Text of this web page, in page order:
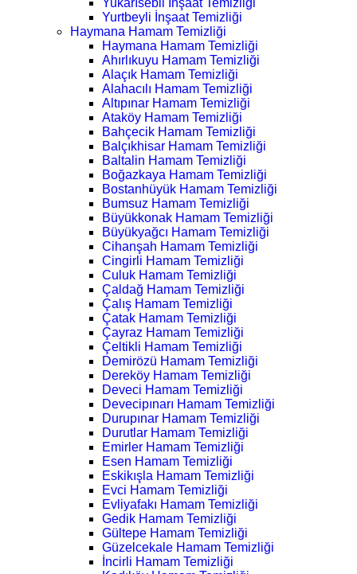
Yukarısebil İnşaat Temizliği
Yurtbeyli İnşaat Temizliği
Haymana Hamam Temizliği
Haymana Hamam Temizliği
Ahırlıkuyu Hamam Temizliği
Alaçık Hamam Temizliği
Alahacılı Hamam Temizliği
Altıpınar Hamam Temizliği
Ataköy Hamam Temizliği
Bahçecik Hamam Temizliği
Balçıkhisar Hamam Temizliği
Baltalin Hamam Temizliği
Boğazkaya Hamam Temizliği
Bostanhüyük Hamam Temizliği
Bumsuz Hamam Temizliği
Büyükkonak Hamam Temizliği
Büyükyağcı Hamam Temizliği
Cihanşah Hamam Temizliği
Cingirli Hamam Temizliği
Culuk Hamam Temizliği
Çaldağ Hamam Temizliği
Çalış Hamam Temizliği
Çatak Hamam Temizliği
Çayraz Hamam Temizliği
Çeltikli Hamam Temizliği
Demirözü Hamam Temizliği
Dereköy Hamam Temizliği
Deveci Hamam Temizliği
Devecipınarı Hamam Temizliği
Durupınar Hamam Temizliği
Durutlar Hamam Temizliği
Emirler Hamam Temizliği
Esen Hamam Temizliği
Eskikışla Hamam Temizliği
Evci Hamam Temizliği
Evliyafakı Hamam Temizliği
Gedik Hamam Temizliği
Gültepe Hamam Temizliği
Güzelcekale Hamam Temizliği
İncirli Hamam Temizliği